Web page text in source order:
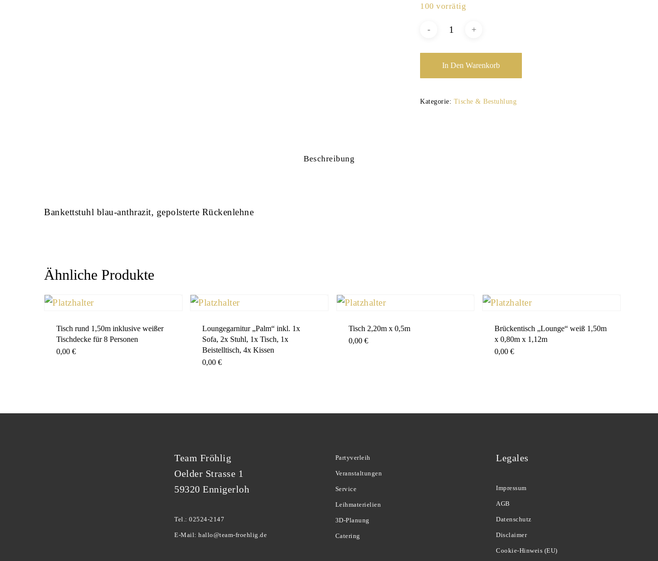
100 vorrätig
In Den Warenkorb
Kategorie: Tische & Bestuhlung
Beschreibung
Bankettstuhl blau-anthrazit, gepolsterte Rückenlehne
Ähnliche Produkte
Tisch rund 1,50m inklusive weißer
Tischdecke für 8 Personen
0,00 €
Loungegarnitur „Palm“ inkl. 1x
Sofa, 2x Stuhl, 1x Tisch, 1x
Beistelltisch, 4x Kissen
0,00€
Tisch 2,20m x 0,5m
0,00 €
Brückentisch „Lounge“ weiß 1,50m
x 0,80m x 1,12m
0,00 €
Team Fröhlig
Oelder Strasse 1
59320 Ennigerloh
Tel.: 02524-2147
E-Mail: hallo@team-froehlig.de
Partyverleih
Veranstaltungen
Service
Leihmaterielien
3D-Planung
Catering
Legales
Impressum
AGB
Datenschutz
Disclaimer
Cookie-Hinweis (EU)